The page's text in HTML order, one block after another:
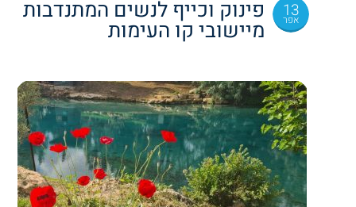
13
אפר פינוק וכייף לנשים המתנדבות
מיישובי קו העימות